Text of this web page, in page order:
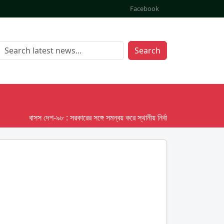
Facebook
Search
বাসস দেশ-৯৮ : সরকারের সঙ্গে সমন্বয় করে স্থানীয় নির্বাচনের তফসিল দেবে ইসি;